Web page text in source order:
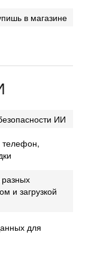
в магазине
ИИ
телефон,
и загрузкой
для